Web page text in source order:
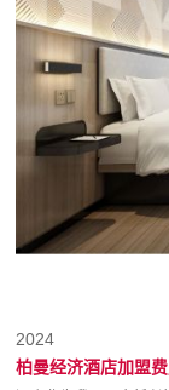
2024
柏曼经济酒店加盟